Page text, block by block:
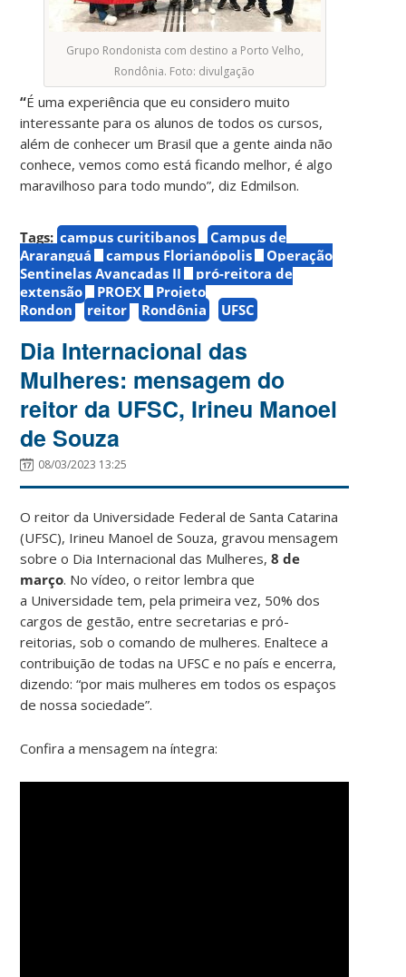
Grupo Rondonista com destino a Porto Velho,
Rondônia. Foto: divulgação
“É uma experiência que eu considero muito
interessante para os alunos de todos os cursos,
além de conhecer um Brasil que a gente ainda não
conhece, vemos como está ficando melhor, é algo
maravilhoso para todo mundo”, diz Edmilson.
Tags: campus curitibanos
Campus de
Araranguá
campus Florianópolis
Operação
Sentinelas Avançadas II
pró-reitora de
extensão
PROEX
Projeto
Rondon
reitor Rondônia UFSC
Dia Internacional das
Mulheres: mensagem do
reitor da UFSC, Irineu Manoel
de Souza
08/03/2023 13:25
O reitor da Universidade Federal de Santa Catarina
(UFSC), Irineu Manoel de Souza, gravou mensagem
sobre o Dia Internacional das Mulheres,8 de
março. No vídeo, o reitor lembra que
a Universidade tem, pela primeira vez, 50% dos
cargos de gestão, entre secretarias e pró-
reitorias, sob o comando de mulheres. Enaltece a
contribuição de todas na UFSC e no país e encerra,
dizendo: “por mais mulheres em todos os espaços
de nossa sociedade”.
Confira a mensagem na íntegra: